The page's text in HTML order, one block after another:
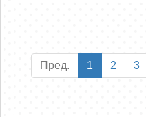
Пред. 1 2 3